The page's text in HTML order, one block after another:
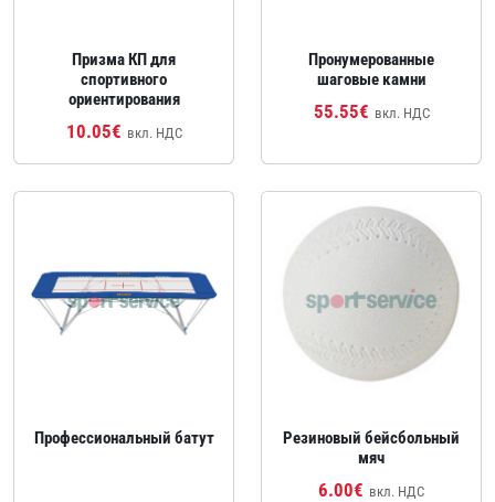
Призма КП для
спортивного
ориентирования
10.05€ вкл. НДС
Пронумерованные
шаговые камни
55.55€ вкл. НДС
Профессиональный батут
Резиновый бейсбольный
мяч
6.00€ вкл. НДС